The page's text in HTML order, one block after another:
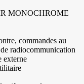
MONOCHROME
commandes au
radiocommunication
externe